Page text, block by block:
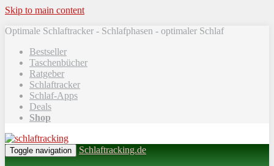
Skip to main content
Optimale Schlaftracker - Schlafphasen - optimaler Schlaf
Bestseller
Taschenbücher
Ratgeber
Schlaftracker
Schlaf-Apps
Deals
Shop
Toggle navigation Schlaftracking.de